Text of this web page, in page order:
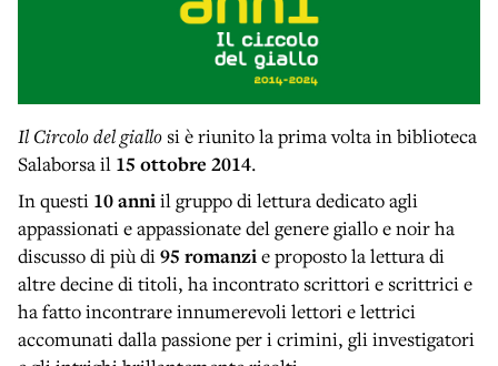
Il Circolo del giallo si è riunito la prima volta in biblioteca
Salaborsa il 15 ottobre 2014.
In questi 10 anniil gruppo di lettura dedicato agli
appassionati e appassionate del genere giallo e noir ha
discusso di più di95 romanzie proposto la lettura di
altre decine di titoli, ha incontrato scrittori e scrittrici e
ha fatto incontrare innumerevoli lettori e lettrici
accomunati dalla passione per i crimini, gli investigatori